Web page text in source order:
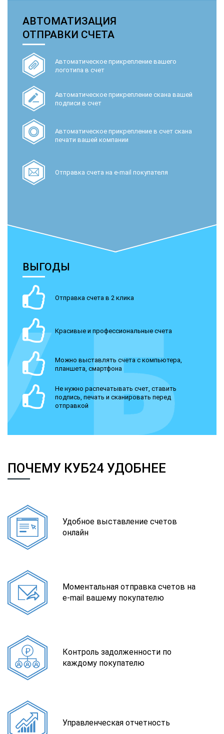
АВТОМАТИЗАЦИЯ
ОТПРАВКИ СЧЕТА
Автоматическое прикрепление вашего
логотипа в счет
Автоматическое прикрепление скана вашей
подписи в счет
Автоматическое прикрепление в счет скана
печати вашей компании
Отправка счета на e-mail покупателя
ВЫГОДЫ
Отправка счета в 2 клика
Красивые и профессиональные счета
Можно выставлять счета с компьютера,
планшета, смартфона
Не нужно распечатывать счет, ставить
подпись, печать и сканировать перед
отправкой
ПОЧЕМУ КУБ24 УДОБНЕЕ
Удобное выставление счетов
онлайн
Моментальная отправка счетов на
e-mail вашему покупателю
Контроль задолженности по
каждому покупателю
Управленческая отчетность